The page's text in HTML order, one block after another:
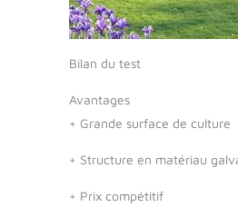
Bilan du test
Avantages
+ Grande surface de culture
+ Structure en matériau
+ Prix compétitif